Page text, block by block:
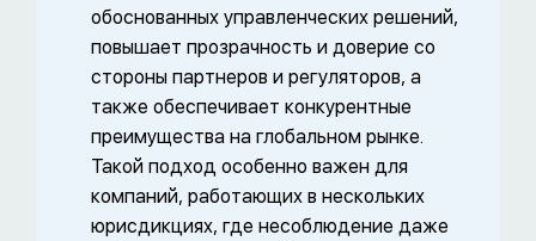
обоснованных управленческих решений,
повышает прозрачность и доверие со
стороны партнеров и регуляторов, а
также обеспечивает конкурентные
преимущества на глобальном рынке.
Такой подход особенно важен для
компаний, работающих в нескольких
юрисдикциях, где несоблюдение даже